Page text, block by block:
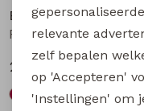
Bakkaboe
24,99
relevante
zelf bepalen
op 'Accepteren'
'Instellingen' om